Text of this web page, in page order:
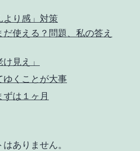
より感」対策
使える？問題、私の答え
見え」
ゆくことが大事
は１ヶ月
ありません。